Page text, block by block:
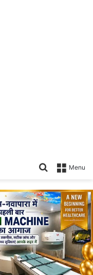
Menu
Search